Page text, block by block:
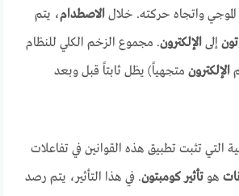
واتجاه حركته. خلالالاصطدام، يتم
إلىالإلكترون. مجموع الزخم الكلي للنظام
الإلكترون متجهياً) يظل ثابتاً قبل وبعد
التي تثبت تطبيق هذه القوانين في تفاعلات
هوتأثير كومبتون. في هذا التأثير، يتم رصد